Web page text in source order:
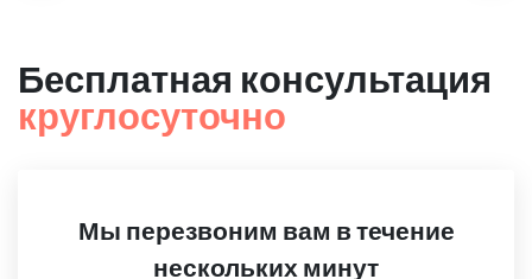
Бесплатная консультация
круглосуточно
Мы перезвоним вам в течение
нескольких минут